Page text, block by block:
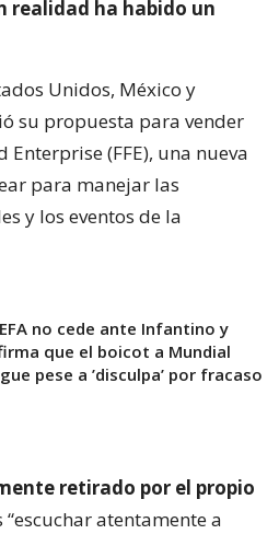
realidad ha habido un
Unidos, México y
su propuesta para vender
Enterprise (FFE), una nueva
para manejar las
y los eventos de la
no cede ante Infantino y
que el boicot a Mundial
pese a ’disculpa’ por fracaso
retirado por el propio
“escuchar atentamente a